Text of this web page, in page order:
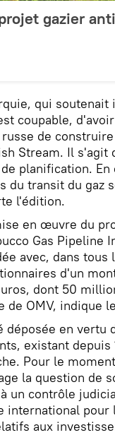
gazier
qui
coupable,
de
Stream. Il s'agit
planification. En
du transit du gaz
l'édition.
en œuvre du
Gas Pipeline
avec, dans tous
d'un
dont 50
de OMV, indique
déposée en vertu
existant depuis
Pour le
la question de
un contrôle
international pour
aux